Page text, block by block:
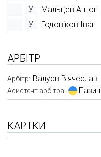
У Мальцев Антон
У Годовіков Іван
АРБІТР
Арбітр: Валуєв В'ячеслав
Асистент арбітра:
КАРТКИ